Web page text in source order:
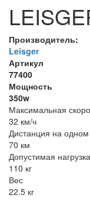
Производитель:
Leisger
Артикул
77400
Мощность
350w
Максимальная
32 км/ч
Дистанция на
70 км
Допустимая нагрузка
110 кг
Вес
22.5 кг